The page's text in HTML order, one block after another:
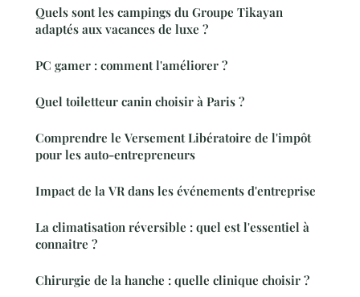
Quels sont les campings du Groupe Tikayan
adaptés aux vacances de luxe ?
PC gamer : comment l'améliorer ?
Quel toiletteur canin choisir à Paris ?
Comprendre le Versement Libératoire de l'impôt
pour les auto-entrepreneurs
Impact de la VR dans les événements d'entreprise
La climatisation réversible : quel est l'essentiel à
connaitre ?
Chirurgie de la hanche : quelle clinique choisir ?